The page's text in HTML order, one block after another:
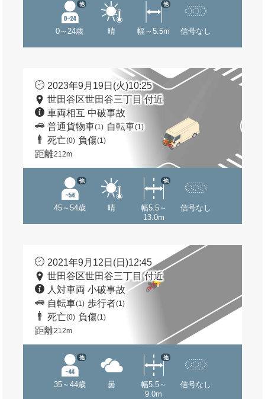
0～24歳
他
晴 幅～5.5m
他
信号なし
2023年9月19日(火)10:25
世田谷区世田谷三丁目 付近
車両相互 中破事故
普通貨物車(1) 自転車(1)
死亡(0) 負傷(1)
距離212m
45～54歳
他
晴
幅5.5～
13.0m
他
信号なし
2021年9月12日(日)12:45
世田谷区世田谷三丁目 付近
人対車両 小破事故
自転車(1) 歩行者(1)
死亡(0) 負傷(1)
距離212m
35～44歳
他
曇
幅5.5～
9.0m
他
信号なし